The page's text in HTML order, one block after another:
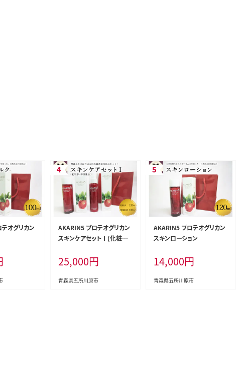
オグリカン
AKARIN5 プロテオグリカン
スキンケアセットⅠ(化粧水
25,000円
青森県五所川原市
AKARIN5 プロテオグリカン
スキンローション
14,000円
青森県五所川原市